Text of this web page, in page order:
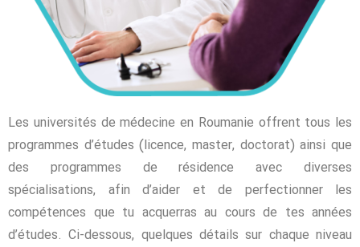
Les universités de médecine en Roumanie offrent tous les
programmes d’études (licence, master, doctorat) ainsi que
des programmes de résidence avec diverses
spécialisations, afin d’aider et de perfectionner les
compétences que tu acquerras au cours de tes années
d’études. Ci-dessous, quelques détails sur chaque niveau